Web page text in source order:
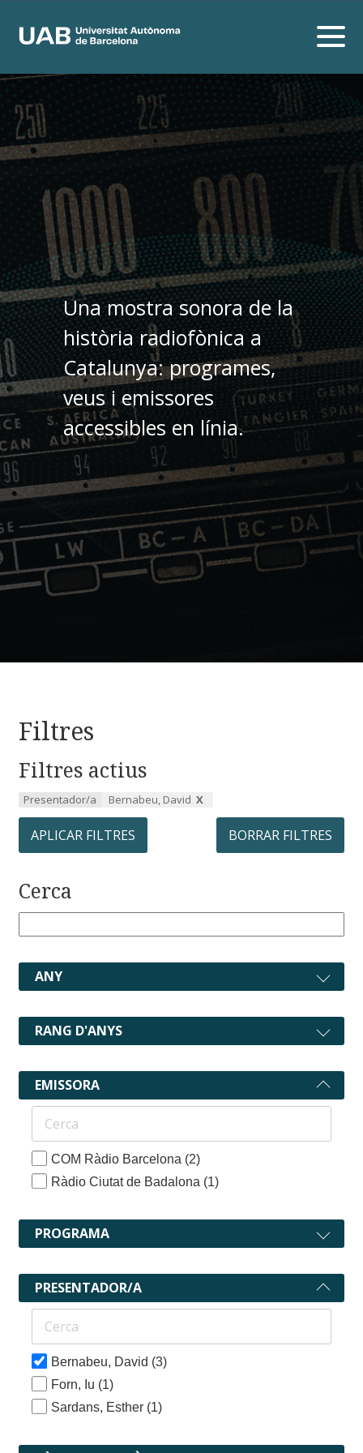
Una mostra sonora de la
història radiofònica a
Catalunya: programes,
veus i emissores
accessibles en línia.
Filtres
Filtres actius
Presentador/a Bernabeu, David
APLICAR FILTRES BORRAR FILTRES
Cerca
ANY
RANG D'ANYS
EMISSORA
COM Ràdio Barcelona (2)
Ràdio Ciutat de Badalona (1)
PROGRAMA
PRESENTADOR/A
Bernabeu, David (3)
Forn, Iu (1)
Sardans, Esther (1)